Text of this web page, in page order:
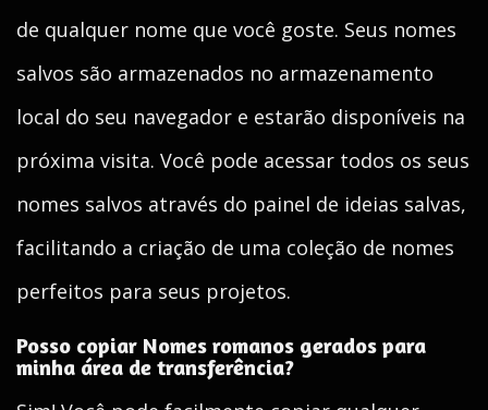
de qualquer nome que você goste. Seus nomes
salvos são armazenados no armazenamento
local do seu navegador e estarão disponíveis na
próxima visita. Você pode acessar todos os seus
nomes salvos através do painel de ideias salvas,
facilitando a criação de uma coleção de nomes
perfeitos para seus projetos.
Posso copiar Nomes romanos gerados para
minha área de transferência?